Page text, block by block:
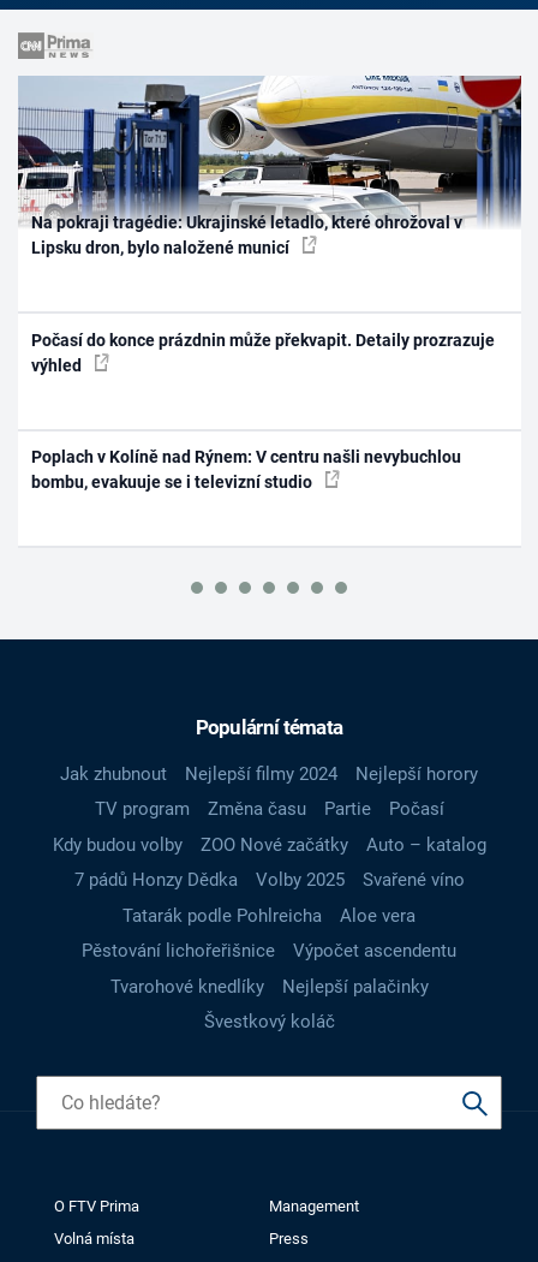
Na pokraji tragédie: Ukrajinské letadlo, které ohrožoval v
Lipsku dron, bylo naložené municí
Počasí do konce prázdnin může překvapit. Detaily prozrazuje
výhled
Poplach v Kolíně nad Rýnem: V centru našli nevybuchlou
bombu, evakuuje se i televizní studio
Populární témata
Jak zhubnout Nejlepší filmy 2024
Nejlepší horory
TV program
Změna času Partie
Počasí
Kdy budou volby
ZOO Nové začátky
Auto – katalog
7 pádů Honzy Dědka
Volby 2025
Svařené víno
Tatarák podle Pohlreicha
Aloe vera
Pěstování lichořeřišnice
Výpočet ascendentu
Tvarohové knedlíky
Nejlepší palačinky
Švestkový koláč
O FTV Prima
Management
Volná místa
Press